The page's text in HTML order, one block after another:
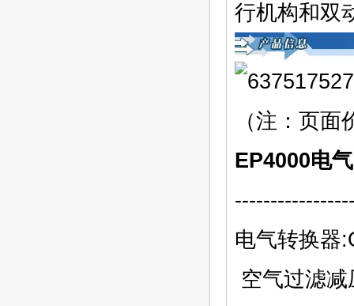
行机构和双
（注：页
EP4000电
电气转换器
空气过滤